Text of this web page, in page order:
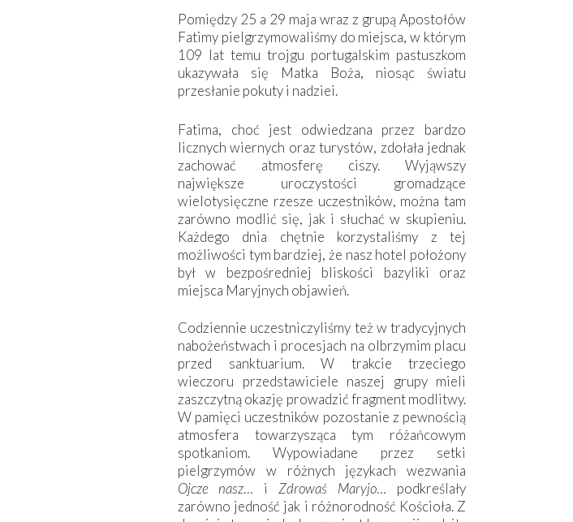
Pomiędzy 25 a 29 maja wraz z grupą Apostołów
Fatimy pielgrzymowaliśmy do miejsca, w którym
109 lat temu trojgu portugalskim pastuszkom
ukazywała się Matka Boża, niosąc światu
przesłanie pokuty i nadziei.
Fatima, choć jest odwiedzana przez bardzo
licznych wiernych oraz turystów, zdołała jednak
zachować atmosferę ciszy. Wyjąwszy
największe uroczystości gromadzące
wielotysięczne rzesze uczestników, można tam
zarówno modlić się, jak i słuchać w skupieniu.
Każdego dnia chętnie korzystaliśmy z tej
możliwości tym bardziej, że nasz hotel położony
był w bezpośredniej bliskości bazyliki oraz
miejsca Maryjnych objawień.
Codziennie uczestniczyliśmy też w tradycyjnych
nabożeństwach i procesjach na olbrzymim placu
przed sanktuarium. W trakcie trzeciego
wieczoru przedstawiciele naszej grupy mieli
zaszczytną okazję prowadzić fragment modlitwy.
W pamięci uczestników pozostanie z pewnością
atmosfera towarzysząca tym różańcowym
spotkaniom. Wypowiadane przez setki
pielgrzymów w różnych językach wezwania
Ojcze nasz… i Zdrowaś Maryjo… podkreślały
zarówno jedność jak i różnorodność Kościoła. Z